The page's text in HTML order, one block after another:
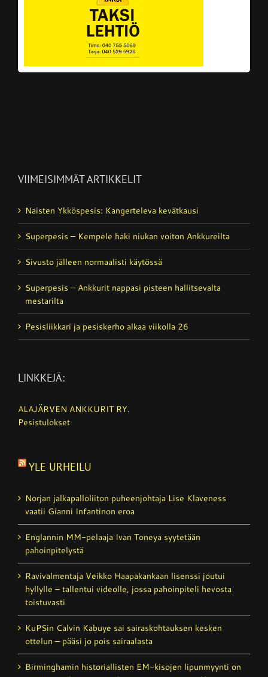
VIIMEISIMMÄT ARTIKKELIT
Naisten Ykköspesis: Kangerteleva kevätkausi
Superpesis – Kempele haki niukan voiton Ankkureilta
Sivusto jälleen normaalisti käytössä
Superpesis – Ankkurit nappasi pisteen hallitsevalta
mestarilta
Pesisliikkari ja pesiskerho alkaa viikolla 26
LINKKEJÄ:
ALAJÄRVEN ANKKURIT RY.
Pesistulokset
YLE URHEILU
Norjan jalkapalloliiton puheenjohtaja Lise Klaveness
vaatii Gianni Infantinon eroa
Englannin MM-pelaaja Ivan Toneya syytetään
pahoinpitelystä
Ravivalmentaja Veikko Haapakankaan lisenssi joutui
hyllylle – tallentui videolle, jossa pahoinpiteli hevosta
toistuvasti
KuPSin Calvin Kabuye sai sairaskohtauksen kesken
ottelun – pääsi jo pois sairaalasta
Birminghamin historiallisten EM-kisojen lipunmyynti on